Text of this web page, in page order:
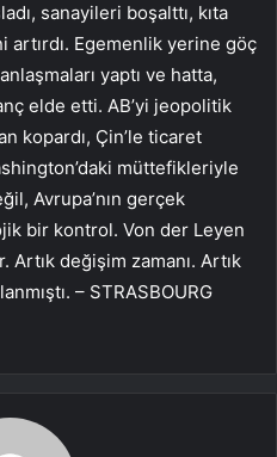
sanayileri boşalttı, kıta
Egemenlik yerine göç
yaptı ve hatta,
elde etti. AB’yi jeopolitik
kopardı, Çin’le ticaret
müttefikleriyle
Avrupa’nın gerçek
bir kontrol. Von der Leyen
Artık değişim zamanı. Artık
– STRASBOURG